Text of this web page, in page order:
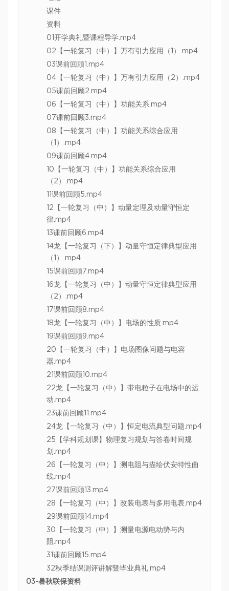
课件
资料
01开学典礼暨课程导学.mp4
02【一轮复习（中）】万有引力应用（1）.mp4
03课前回顾1.mp4
04【一轮复习（中）】万有引力应用（2）.mp4
05课前回顾2.mp4
06【一轮复习（中）】功能关系.mp4
07课前回顾3.mp4
08【一轮复习（中）】功能关系综合应用
（1）.mp4
09课前回顾4.mp4
10【一轮复习（中）】功能关系综合应用
（2）.mp4
11课前回顾5.mp4
12【一轮复习（中）】动量定理及动量守恒定
律.mp4
13课前回顾6.mp4
14龙【一轮复习（下）】动量守恒定律典型应用
（1）.mp4
15课前回顾7.mp4
16龙【一轮复习（中）】动量守恒定律典型应用
（2）.mp4
17课前回顾8.mp4
18龙【一轮复习（中）】电场的性质.mp4
19课前回顾9.mp4
20【一轮复习（中）】电场图像问题与电容
器.mp4
21课前回顾10.mp4
22龙【一轮复习（中）】带电粒子在电场中的运
动.mp4
23课前回顾11.mp4
24龙【一轮复习（中）】恒定电流典型问题.mp4
25【学科规划课】物理复习规划与答卷时间规
划.mp4
26【一轮复习（中）】测电阻与描绘伏安特性曲
线.mp4
27课前回顾13.mp4
28【一轮复习（中）】改装电表与多用电表.mp4
29课前回顾14.mp4
30【一轮复习（中）】测量电源电动势与内
阻.mp4
31课前回顾15.mp4
32秋季结课测评讲解暨毕业典礼.mp4
03-暑秋联保资料